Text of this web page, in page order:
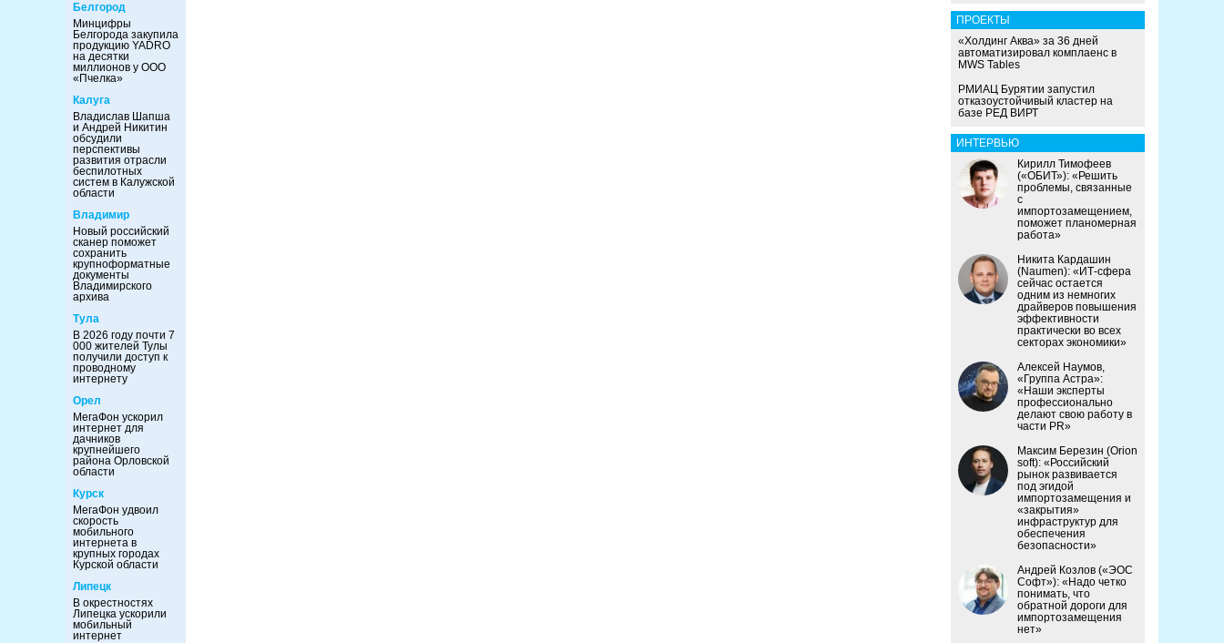
Белгород
Минцифры
Белгорода закупила
продукцию YADRO
на десятки
миллионов у ООО
«Пчелка»
Калуга
Владислав Шапша
и Андрей Никитин
обсудили
перспективы
развития отрасли
беспилотных
систем в Калужской
области
Владимир
Новый российский
сканер поможет
сохранить
крупноформатные
документы
Владимирского
архива
Тула
В 2026 году почти 7
000 жителей Тулы
получили доступ к
проводному
интернету
Орел
МегаФон ускорил
интернет для
дачников
крупнейшего
района Орловской
области
Курск
МегаФон удвоил
скорость
мобильного
интернета в
крупных городах
Курской области
Липецк
В окрестностях
Липецка ускорили
мобильный
интернет
ПРОЕКТЫ
«Холдинг Аква» за 36 дней
автоматизировал комплаенс в
MWS Tables
РМИАЦ Бурятии запустил
отказоустойчивый кластер на
базе РЕД ВИРТ
ИНТЕРВЬЮ
Кирилл Тимофеев
(«ОБИТ»): «Решить
проблемы, связанные
с
импортозамещением,
поможет планомерная
работа»
Никита Кардашин
(Naumen): «ИТ-сфера
сейчас остается
одним из немногих
драйверов повышения
эффективности
практически во всех
секторах экономики»
Алексей Наумов,
«Группа Астра»:
«Наши эксперты
профессионально
делают свою работу в
части PR»
Максим Березин (Orion
soft): «Российский
рынок развивается
под эгидой
импортозамещения и
«закрытия»
инфраструктур для
обеспечения
безопасности»
Андрей Козлов («ЭОС
Софт»): «Надо четко
понимать, что
обратной дороги для
импортозамещения
нет»